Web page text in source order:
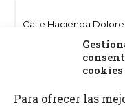
cookies
Para ofrecer las
Calle Hacienda
41500 Alcalá de
Teléfonos: 955 632 261 ·